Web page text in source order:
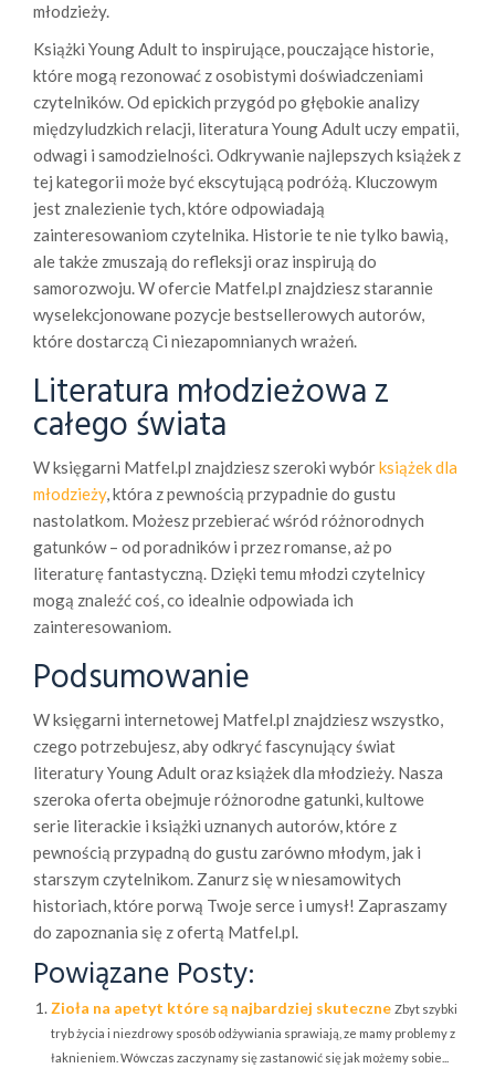
młodzieży.
Książki Young Adult to inspirujące, pouczające historie,
które mogą rezonować z osobistymi doświadczeniami
czytelników. Od epickich przygód po głębokie analizy
międzyludzkich relacji, literatura Young Adult uczy empatii,
odwagi i samodzielności.Odkrywanie najlepszych książek z
tej kategorii może być ekscytującą podróżą. Kluczowym
jest znalezienie tych, które odpowiadają
zainteresowaniom czytelnika. Historie te nie tylko bawią,
ale także zmuszają do refleksji oraz inspirują do
samorozwoju. W ofercie Matfel.pl znajdziesz starannie
wyselekcjonowane pozycje bestsellerowych autorów,
które dostarczą Ci niezapomnianych wrażeń.
Literatura młodzieżowa z
całego świata
W księgarni Matfel.pl znajdziesz szeroki wybórksiążek dla
młodzieży, która z pewnością przypadnie do gustu
nastolatkom. Możesz przebierać wśród różnorodnych
gatunków – od poradników i przez romanse, aż po
literaturę fantastyczną. Dzięki temu młodzi czytelnicy
mogą znaleźć coś, co idealnie odpowiada ich
zainteresowaniom.
Podsumowanie
W księgarni internetowej Matfel.pl znajdziesz wszystko,
czego potrzebujesz, aby odkryć fascynujący świat
literatury Young Adult oraz książek dla młodzieży. Nasza
szeroka oferta obejmuje różnorodne gatunki, kultowe
serie literackie i książki uznanych autorów, które z
pewnością przypadną do gustu zarówno młodym, jak i
starszym czytelnikom. Zanurz się w niesamowitych
historiach, które porwą Twoje serce i umysł! Zapraszamy
do zapoznania się z ofertą Matfel.pl.
Powiązane Posty:
Zioła na apetyt które są najbardziej skuteczne Zbyt szybki
tryb życia i niezdrowy sposób odżywiania sprawiają, ze mamy problemy z
łaknieniem. Wówczas zaczynamy się zastanowić się jak możemy sobie...